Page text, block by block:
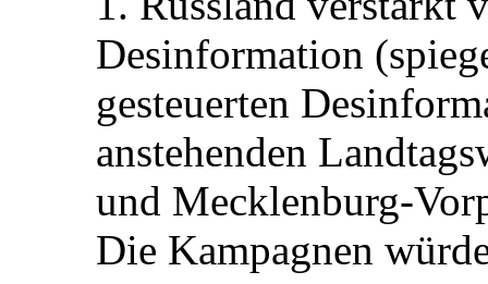
Desinformation
gesteuerten
anstehenden
und Mecklenburg-
Die Kampagnen